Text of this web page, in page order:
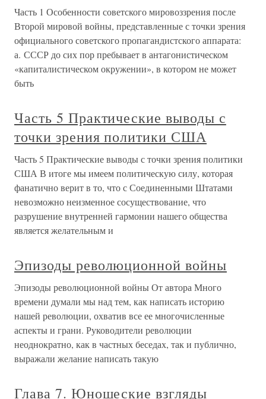
Часть 1 Особенности советского мировоззрения после
Второй мировой войны, представленные с точки зрения
официального советского пропагандистского аппарата:
а. СССР до сих пор пребывает в антагонистическом
«капиталистическом окружении», в котором не может
быть
Часть 5 Практические выводы с
точки зрения политики США
Часть 5 Практические выводы с точки зрения политики
США В итоге мы имеем политическую силу, которая
фанатично верит в то, что с Соединенными Штатами
невозможно неизменное сосуществование, что
разрушение внутренней гармонии нашего общества
является желательным и
Эпизоды революционной войны
Эпизоды революционной войны От автора Много
времени думали мы над тем, как написать историю
нашей революции, охватив все ее многочисленные
аспекты и грани. Руководители революции
неоднократно, как в частных беседах, так и публично,
выражали желание написать такую
Глава 7. Юношеские взгляды